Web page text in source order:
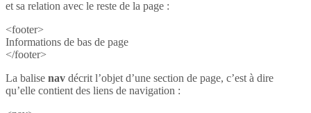
et sa relation avec le reste de la page :
<footer>
Informations de bas de page
</footer>
La balise nav décrit l’objet d’une section de page, c’est à dire
qu’elle contient des liens de navigation :